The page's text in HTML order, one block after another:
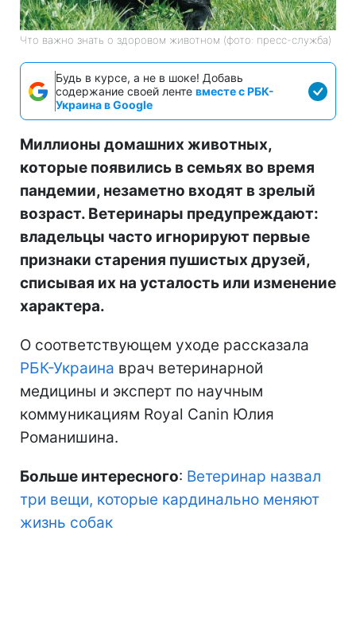
Что важно знать о здоровом животном (фото: пресс-служба)
Будь в курсе, а не в шоке! Добавь
содержание своей ленте вместе с РБК-
Украина в Google
Миллионы домашних животных,
которые появились в семьях во время
пандемии, незаметно входят в зрелый
возраст. Ветеринары предупреждают:
владельцы часто игнорируют первые
признаки старения пушистых друзей,
списывая их на усталость или изменение
характера.
О соответствующем уходе рассказала
РБК-Украина врач ветеринарной
медицины и эксперт по научным
коммуникациям Royal Canin Юлия
Романишина.
Больше интересного: Ветеринар назвал
три вещи, которые кардинально меняют
жизнь собак